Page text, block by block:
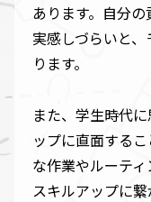
あります。自分
実感しづらいと
ります。
また、学生時代
ップに直面する
な作業やルーテ
スキルアップに